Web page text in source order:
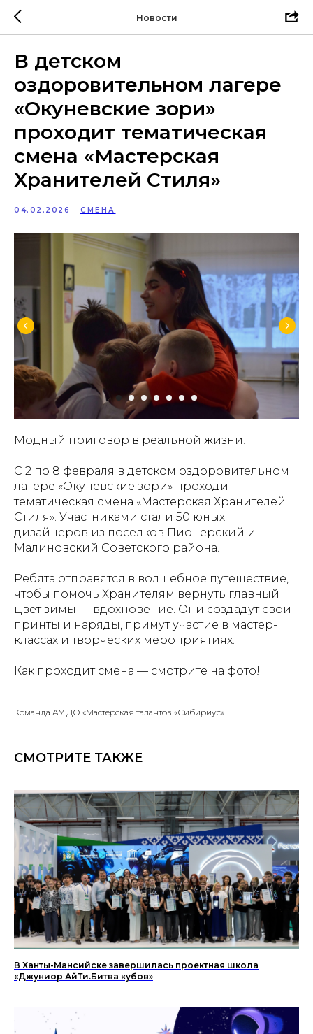
Новости
В детском
оздоровительном лагере
«Окуневские зори»
проходит тематическая
смена «Мастерская
Хранителей Стиля»
04.02.2026 СМЕНА
Модный приговор в реальной жизни!
С 2 по 8 февраля в детском оздоровительном
лагере «Окуневские зори» проходит
тематическая смена «Мастерская Хранителей
Стиля». Участниками стали 50 юных
дизайнеров из поселков Пионерский и
Малиновский Советского района.
Ребята отправятся в волшебное путешествие,
чтобы помочь Хранителям вернуть главный
цвет зимы — вдохновение. Они создадут свои
принты и наряды, примут участие в мастер-
классах и творческих мероприятиях.
Как проходит смена — смотрите на фото!
Команда АУ ДО «Мастерская талантов «Сибириус»
СМОТРИТЕ ТАКЖЕ
В Ханты-Мансийске завершилась проектная школа
«Джуниор АйТи.Битва кубов»